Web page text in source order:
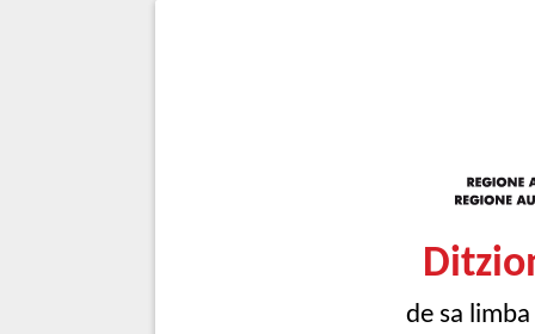
de sa